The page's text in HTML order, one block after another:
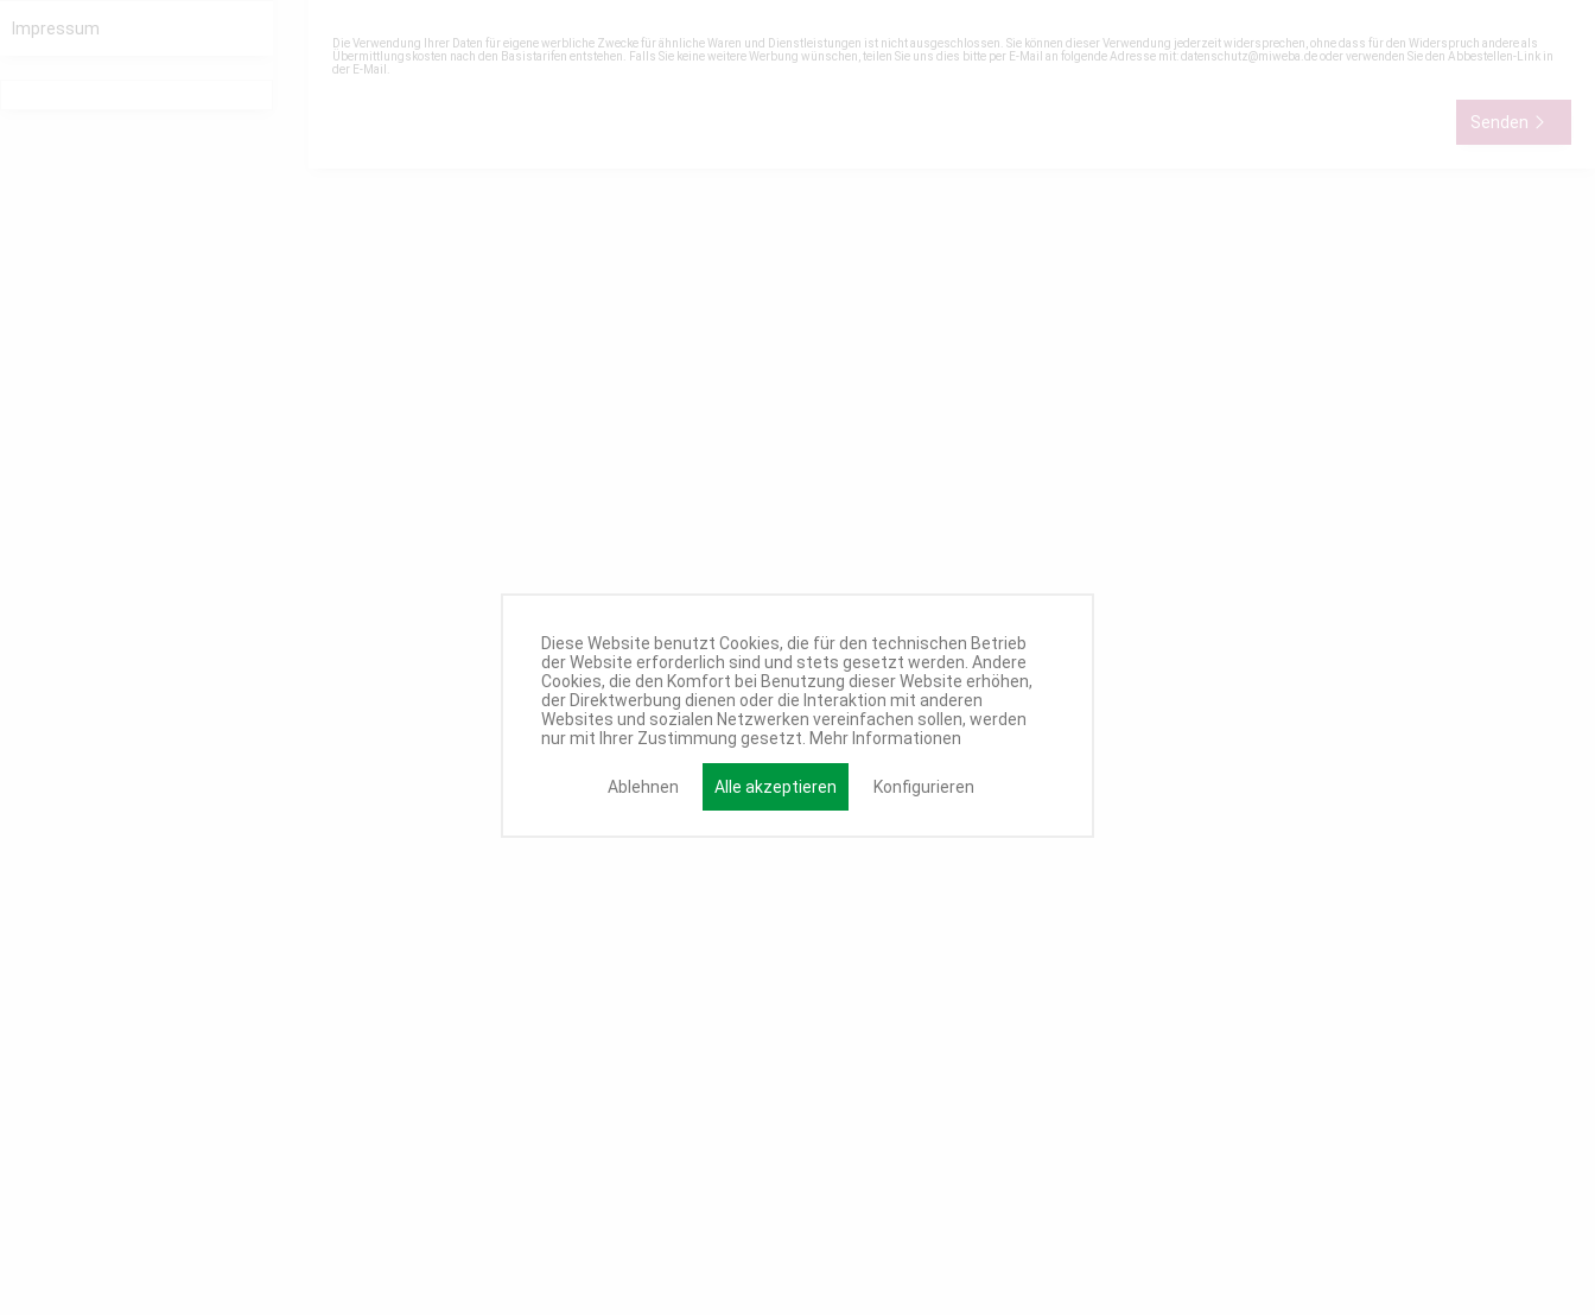
Impressum
Die Verwendung Ihrer Daten für eigene werbliche Zwecke für ähnliche Waren und Dienstleistungen ist nicht ausgeschlossen. Sie können dieser Verwendung jederzeit widersprechen, ohne dass für den Widerspruch andere als
Übermittlungskosten nach den Basistarifen entstehen. Falls Sie keine weitere Werbung wünschen, teilen Sie uns dies bitte per E-Mail an folgende Adresse mit: datenschutz@miweba.deoder verwenden Sie den Abbestellen-Link in
der E-Mail.
Senden
Diese Website benutzt Cookies, die für den technischen Betrieb
der Website erforderlich sind und stets gesetzt werden. Andere
Cookies, die den Komfort bei Benutzung dieser Website erhöhen,
der Direktwerbung dienen oder die Interaktion mit anderen
Websites und sozialen Netzwerken vereinfachen sollen, werden
nur mit Ihrer Zustimmung gesetzt. Mehr Informationen
Ablehnen Alle akzeptieren Konfigurieren